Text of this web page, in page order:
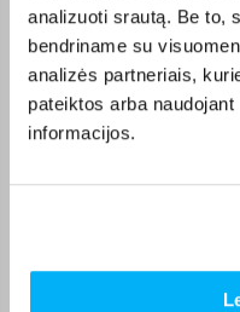
analizuoti srautą. Be to,
bendriname su
analizės partneriais,
pateiktos arba
informacijos.
Pirkėjų
Diana A.
Patvirtintas pirkėjas